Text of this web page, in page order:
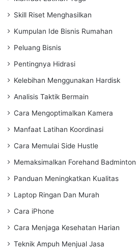
Skill Riset Menghasilkan
Kumpulan Ide Bisnis Rumahan
Peluang Bisnis
Pentingnya Hidrasi
Kelebihan Menggunakan Hardisk
Analisis Taktik Bermain
Cara Mengoptimalkan Kamera
Manfaat Latihan Koordinasi
Cara Memulai Side Hustle
Memaksimalkan Forehand Badminton
Panduan Meningkatkan Kualitas
Laptop Ringan Dan Murah
Cara iPhone
Cara Menjaga Kesehatan Harian
Teknik Ampuh Menjual Jasa